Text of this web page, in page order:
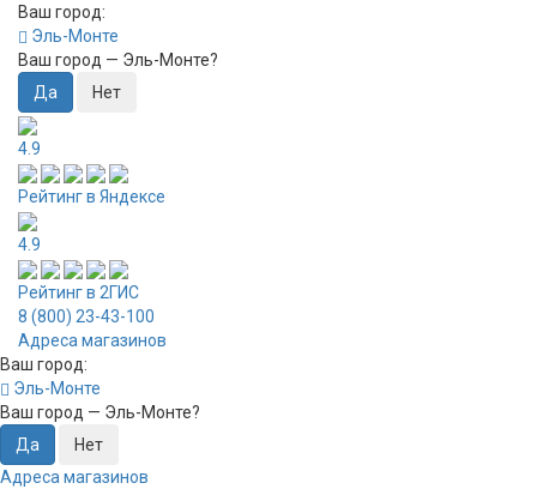
Ваш город:
Эль-Монте
Ваш город — Эль-Монте?
4.9
Рейтинг в Яндексе
4.9
Рейтинг в 2ГИС
8 (800) 23-43-100
Адреса магазинов
Ваш город:
Эль-Монте
Ваш город — Эль-Монте?
Адреса магазинов